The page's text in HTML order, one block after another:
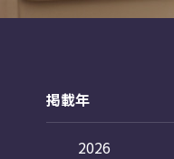
掲載年
2026